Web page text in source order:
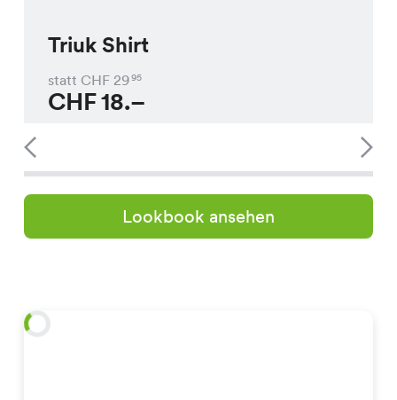
Triuk Shirt
statt CHF 2995
CHF18.–
Lookbook ansehen